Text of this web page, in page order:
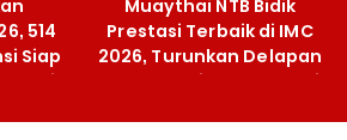
514
Siap
Muaythai NTB Bidik
Prestasi Terbaik di IMC
2026, Turunkan Delapan
Atlet ke Kejurnas Bekasi